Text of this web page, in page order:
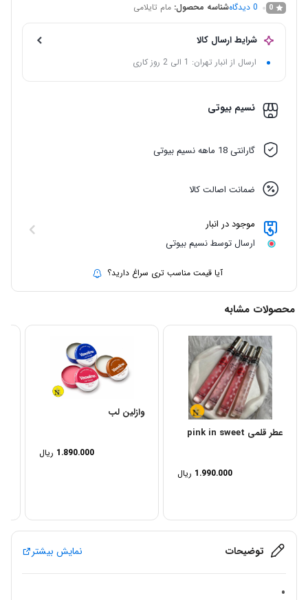
0
0 دیدگاهشناسه محصول: مام تایلامی
شرایط ارسال کالا
ارسال از انبار تهران: 1 الی 2 روز کاری
نسیم بیوتی
گارانتی 18 ماهه نسیم بیوتی
ضمانت اصالت کالا
موجود در انبار
ارسال توسط نسیم بیوتی
آیا قیمت مناسب تری سراغ دارید؟
محصولات مشابه
عطر قلمی pink in sweet
1.990.000 ریال
وازلین لب
1.890.000 ریال
توضیحات نمایش بیشتر